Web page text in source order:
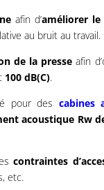
afin d’améliorer
au bruit au travail.
de la presse afin
100 dB(C).
pour des cabines
acoustique Rw
contraintes
etc.